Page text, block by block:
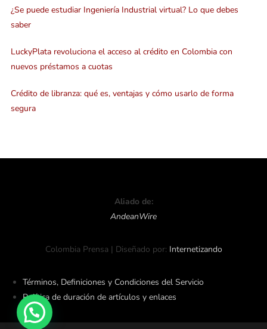
¿Se puede estudiar Ingeniería Industrial virtual? Lo que debes
saber
LuckyPlata revoluciona el acceso al crédito en Colombia con
nuevos préstamos a cuotas
Crédito de libranza: qué es, ventajas y cómo usarlo de forma
segura
Aliado de:
AndeanWire
Colombia Prensa | Diseñado por: Internetizando
Términos, Definiciones y Condiciones del Servicio
Política de duración de artículos y enlaces